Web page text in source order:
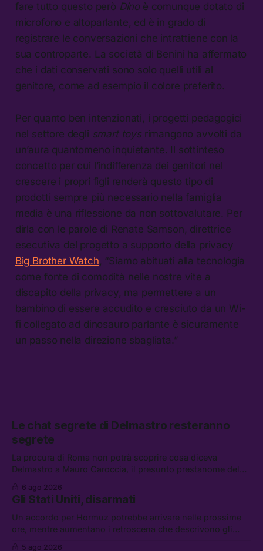
fare tutto questo però Dinoè comunque dotato di
microfono e altoparlante, ed è in grado di
registrare le conversazioni che intrattiene con la
sua controparte. La società di Benini ha affermato
che i dati conservati sono solo quelli utili al
genitore, come ad esempio il colore preferito.
Per quanto ben intenzionati, i progetti pedagogici
nel settore degli smart toysrimangono avvolti da
un’aura quantomeno inquietante. Il sottinteso
concetto per cui l’indifferenza dei genitori nel
crescere i propri figli renderà questo tipo di
prodotti sempre più necessario nella famiglia
media è una riflessione da non sottovalutare. Per
dirla con le parole di Renate Samson, direttrice
esecutiva del progetto a supporto della privacy
Big Brother Watch , “Siamo abituati alla tecnologia
come fonte di comodità nelle nostre vite a
discapito della privacy, ma permettere a un
bambino di essere accudito e cresciuto da un Wi-
fi collegato ad dinosauro parlante è sicuramente
un passo nella direzione sbagliata.”
Le chat segrete di Delmastro resteranno
segrete
La procura di Roma non potrà scoprire cosa diceva
Delmastro a Mauro Caroccia, il presunto prestanome del
attacchi in Libano, il governo chiederà 36 miliardi di
flessibilità in armi e energia, e Grokipedia è già stata
abbandonata
6 ago 2026
Gli Stati Uniti, disarmati
Un accordo per Hormuz potrebbe arrivare nelle prossime
ore, mentre aumentano i retroscena che descrivono gli
5 ago 2026